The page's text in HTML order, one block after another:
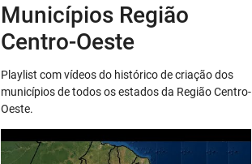
Municípios Região
Centro-Oeste
Playlist com vídeos do histórico de criação dos
municípios de todos os estados da Região Centro-
Oeste.